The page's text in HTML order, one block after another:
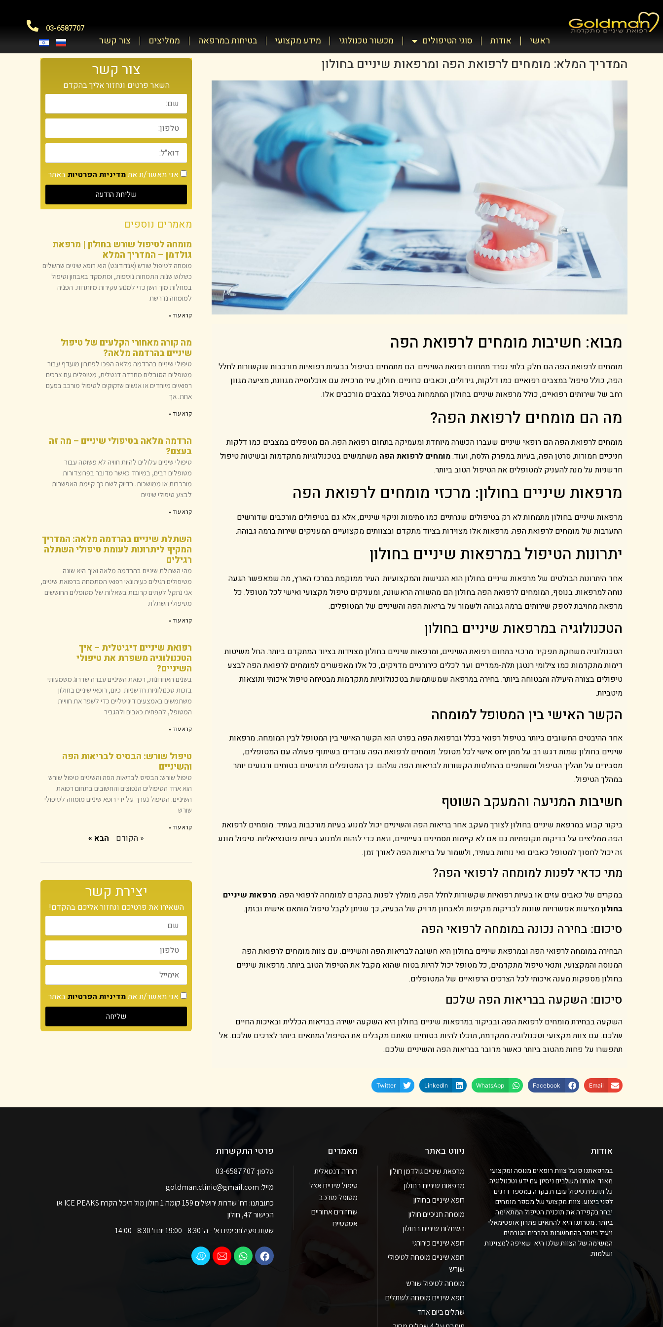
ראשי אודות סוגי הטיפולים מכשור טכנולוגי מידע מקצועי בטיחות במרפאה ממליצים צור קשר
03-6587707
המדריך המלא: מומחים לרפואת הפה ומרפאות שיניים בחולון
מבוא: חשיבות מומחים לרפואת הפה
מומחים לרפואת הפה הם חלק בלתי נפרד מתחום רפואת השיניים. הם מתמחים בטיפול בבעיות רפואיות מורכבות שקשורות לחלל
הפה, כולל טיפול במצבים רפואיים כמו דלקות, גידולים, וכאבים כרוניים. חולון, עיר מרכזית עם אוכלוסייה מגוונת, מציעה מגוון
רחב של שירותים רפואיים, כולל מרפאות שיניים בחולון המתמחות בטיפול במצבים מורכבים אלו.
מה הם מומחים לרפואת הפה?
מומחים לרפואת הפה הם רופאי שיניים שעברו הכשרה מיוחדת ומעמיקה בתחום רפואת הפה. הם מטפלים במצבים כמו דלקות
חניכיים חמורות, סרטן הפה, בעיות במפרק הלסת, ועוד.מומחים לרפואת הפה משתמשים בטכנולוגיות מתקדמות ובשיטות טיפול
חדשניות על מנת להעניק למטופלים את הטיפול הטוב ביותר.
מרפאות שיניים בחולון: מרכזי מומחים לרפואת הפה
מרפאות שיניים בחולון מתמחות לא רק בטיפולים שגרתיים כמו סתימות וניקוי שיניים, אלא גם בטיפולים מורכבים שדורשים
התערבות של מומחים לרפואת הפה. מרפאות אלו מצוידות בציוד מתקדם ובצוותים מקצועיים המעניקים שירות ברמה גבוהה.
יתרונות הטיפול במרפאות שיניים בחולון
אחד היתרונות הבולטים של מרפאות שיניים בחולון הוא הנגישות והמקצועיות. העיר ממוקמת במרכז הארץ, מה שמאפשר הגעה
נוחה למרפאות. בנוסף, המומחים לרפואת הפה בחולון הם מהשורה הראשונה, ומעניקים טיפול מקצועי ואישי לכל מטופל. כל
מרפאה מחויבת לספק שירותים ברמה גבוהה ולשמור על בריאות הפה והשיניים של המטופלים.
הטכנולוגיה במרפאות שיניים בחולון
הטכנולוגיה משחקת תפקיד מרכזי בתחום רפואת השיניים, ומרפאות שיניים בחולון מצוידות בציוד המתקדם ביותר. החל משיטות
דימות מתקדמות כמו צילומי רנטגן תלת-ממדיים ועד לכלים כירורגיים מדויקים, כל אלו מאפשרים למומחים לרפואת הפה לבצע
טיפולים בצורה היעילה והבטוחה ביותר. בחירה במרפאה שמשתמשת בטכנולוגיות מתקדמות מבטיחה טיפול איכותי ותוצאות
מיטביות.
הקשר האישי בין המטופל למומחה
אחד ההיבטים החשובים ביותר בטיפול רפואי בכלל וברפואת הפה בפרט הוא הקשר האישי בין המטופל לבין המומחה. מרפאות
שיניים בחולון שמות דגש רב על מתן יחס אישי לכל מטופל. מומחים לרפואת הפה עובדים בשיתוף פעולה עם המטופלים,
מסבירים על תהליך הטיפול ומשתפים בהחלטות הקשורות לבריאות הפה שלהם. כך המטופלים מרגישים בטוחים ורגועים יותר
במהלך הטיפול.
חשיבות המניעה והמעקב השוטף
ביקור קבוע במרפאת שיניים בחולון לצורך מעקב אחר בריאות הפה והשיניים יכול למנוע בעיות מורכבות בעתיד. מומחים לרפואת
הפה ממליצים על בדיקות תקופתיות גם אם לא קיימות תסמינים בעייתיים, וזאת כדי לזהות ולמנוע בעיות פוטנציאליות. טיפול מונע
זה יכול לחסוך למטופל כאבים ואי נוחות בעתיד, ולשמור על בריאות הפה לאורך זמן.
מתי כדאי לפנות למומחה לרפואי הפה?
במקרים של כאבים עזים או בעיות רפואיות שקשורות לחלל הפה, מומלץ לפנות בהקדם למומחה לרפואי הפה.מרפאות שיניים
בחולוןמציעות אפשרויות שונות לבדיקות מקיפות ולאבחון מדויק של הבעיה, כך שניתן לקבל טיפול מותאם אישית ובזמן.
סיכום: בחירה נכונה במומחה לרפואי הפה
הבחירה במומחה לרפואי הפה ובמרפאת שיניים בחולון היא חשובה לבריאות הפה והשיניים. עם צוות מומחים לרפואת הפה
המנוסה והמקצועי, ותנאי טיפול מתקדמים, כל מטופל יכול להיות בטוח שהוא מקבל את הטיפול הטוב ביותר. מרפאות שיניים
בחולון מספקות מענה איכותי לכל הצרכים הרפואיים של המטופלים.
סיכום: השקעה בבריאות הפה שלכם
השקעה בבחירת מומחים לרפואת הפה ובביקור במרפאות שיניים בחולון היא השקעה ישירה בבריאות הכללית ובאיכות החיים
שלכם. עם צוות מקצועי וטכנולוגיה מתקדמת, תוכלו להיות בטוחים שאתם מקבלים את הטיפול המתאים ביותר לצרכים שלכם. אל
תתפשרו על פחות מהטוב ביותר כאשר מדובר בבריאות הפה והשיניים שלכם.
Email
Facebook
WhatsApp
LinkedIn
Twitter
צור קשר
השאר פרטים ונחזור אליך בהקדם
אני מאשר/ת אתמדיניות הפרטיותבאתר
שליחת הודעה
מאמרים נוספים
מומחה לטיפול שורש בחולון | מרפאת
גולדמן – המדריך המלא
מומחה לטיפול שורש (אנדודונט) הוא רופא שיניים שהשלים
כשלוש שנות התמחות נוספות, ומתמקד באבחון וטיפול
במחלות מוך השן כדי למנוע עקירות מיותרות. הפניה
למומחה נדרשת
קרא עוד »
מה קורה מאחורי הקלעים של טיפול
שיניים בהרדמה מלאה?
טיפולי שיניים בהרדמה מלאה הפכו לפתרון מועדף עבור
מטופלים הסובלים מחרדה דנטלית, מטופלים עם צרכים
רפואיים מיוחדים או אנשים שזקוקים לטיפול מורכב בפעם
אחת. אך
קרא עוד »
הרדמה מלאה בטיפולי שיניים – מה זה
בעצם?
טיפולי שיניים עלולים להיות חוויה לא פשוטה עבור
מטופלים רבים, במיוחד כאשר מדובר בפרוצדורות
מורכבות או ממושכות. בדיוק לשם כך קיימת האפשרות
לבצע טיפולי שיניים
קרא עוד »
השתלת שיניים בהרדמה מלאה: המדריך
המקיף ליתרונות לעומת טיפולי השתלה
רגילים
מהי השתלת שיניים בהרדמה מלאה ואיך היא שונה
מטיפולים רגילים כעיתונאי רפואי המתמחה ברפואת שיניים,
אני נתקל לעתים קרובות בשאלות של מטופלים החוששים
מטיפולי השתלת
קרא עוד »
רפואת שיניים דיגיטלית – איך
הטכנולוגיה משפרת את טיפולי
השיניים?
בשנים האחרונות, רפואת השיניים עברה שדרוג משמעותי
בזכות טכנולוגיות חדשניות. כיום, רופאי שיניים בחולון
משתמשים באמצעים דיגיטליים כדי לשפר את חוויית
המטופל, להפחית כאבים ולהגביר
קרא עוד »
טיפול שורש: הבסיס לבריאות הפה
והשיניים
טיפול שורש: הבסיס לבריאות הפה והשיניים טיפול שורש
הוא אחד הטיפולים הנפוצים והחשובים בתחום רפואת
השיניים. הטיפול נערך על ידי רופא שיניים מומחה לטיפולי
שורש
קרא עוד »
« הקודם הבא »
יצירת קשר
השאירו את פרטיכם ונחזור אליכם בהקדם!
אני מאשר/ת אתמדיניות הפרטיותבאתר
שליחה
אודות
במרפאתנו פועל צוות רופאים מנוסה ומקצועי
מאוד. אנחנו משלבים ניסיון עם ידע וטכנולוגיה.
כל תוכנית טיפול עוברת בקרה במספר דרגים
לפני ביצוע. צוות מקצועי של מספר מומחים
יבחר בקפידה את תוכנית הטיפול המתאימה
ביותר. מטרתנו היא להתאים פתרון אופטימאלי
ויעיל ביותר בהתחשבות במרבית הגורמים.
המשימה של הצוות שלנו היא שאיפה למצוינות
ושלמות.
ניווט באתר
מרפאת שיניים גולדמן חולון
מרפאות שיניים בחולון
רופא שיניים בחולון
מומחה חניכיים חולון
השתלות שיניים בחולון
רופא שיניים כירורגי
רופא שיניים מומחה לטיפולי
שורש
מומחה לטיפול שורש
רופא שיניים מומחה לשתלים
שתלים ביום אחד
מאמרים
חרדה דנטאלית
טיפול שיניים אצל
מטופל מורכב
שחזורים אחוריים
אסטטיים
פרטי התקשרות
טלפון: 03-6587707
מייל: goldman.clinic@gmail.com
כתובתנו: רח' שדרות ירושלים 159 קומה 1 חולון מול היכל הקרח ICE PEAKS או
הכישור 47, חולון
שעות פעילות: ימים א' - ה' 8:30 - 19:00 יום ו' 8:30 - 14:00